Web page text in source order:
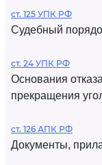
ст. 125 УПК РФ
Судебный
ст. 24 УПК РФ
Основания
прекращения
ст. 126 АПК РФ
Документы,